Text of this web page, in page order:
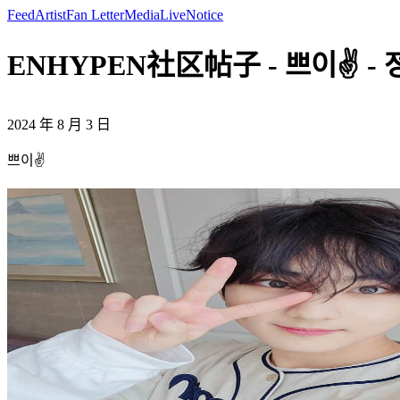
FeedArtistFan LetterMediaLiveNotice
ENHYPEN社区帖子 - 쁘이✌️ -
2024 年 8 月 3 日
쁘이✌️